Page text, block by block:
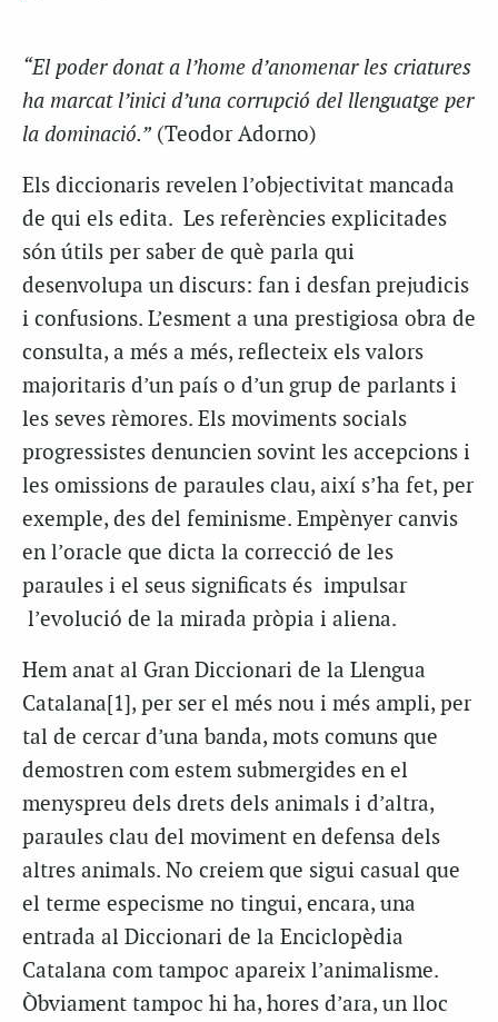
“El poder donat a l’home d’anomenar les criatures
ha marcat l’inici d’una corrupció del llenguatge per
la dominació.”(Teodor Adorno)
Els diccionaris revelen l’objectivitat mancada
de qui els edita. Les referències explicitades
són útils per saber de què parla qui
desenvolupa un discurs: fan i desfan prejudicis
i confusions. L’esment a una prestigiosa obra de
consulta, a més a més, reflecteix els valors
majoritaris d’un país o d’un grup de parlants i
les seves rèmores. Els moviments socials
progressistes denuncien sovint les accepcions i
les omissions de paraules clau, així s’ha fet, per
exemple, des del feminisme. Empènyer canvis
en l’oracle que dicta la correcció de les
paraules i el seus significats és impulsar
l’evolució de la mirada pròpia i aliena.
Hem anat al Gran Diccionari de la Llengua
Catalana[1], per ser el més nou i més ampli, per
tal de cercar d’una banda, mots comuns que
demostren com estem submergides en el
menyspreu dels drets dels animals i d’altra,
paraules clau del moviment en defensa dels
altres animals. No creiem que sigui casual que
el terme especisme no tingui, encara, una
entrada al Diccionari de la Enciclopèdia
Catalana com tampoc apareix l’animalisme.
Òbviament tampoc hi ha, hores d’ara, un lloc